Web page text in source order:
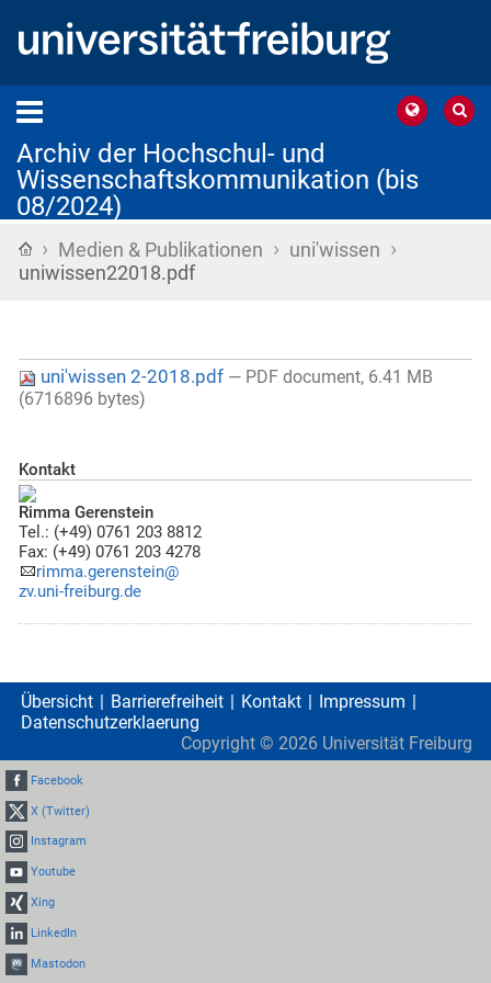
Archiv der Hochschul- und
Wissenschaftskommunikation (bis
08/2024)
Startseite
› Medien & Publikationen › uni'wissen ›
uniwissen22018.pdf
uni'wissen 2-2018.pdf — PDF document, 6.41 MB
(6716896 bytes)
Kontakt
Rimma Gerenstein
Tel.: (+49) 0761 203 8812
Fax: (+49) 0761 203 4278
rimma.gerenstein@
zv.uni-freiburg.de
Übersicht Barrierefreiheit Kontakt
Impressum
Datenschutzerklaerung
Copyright © 2026 Universität Freiburg
Facebook
X (Twitter)
Instagram
Youtube
Xing
LinkedIn
Mastodon